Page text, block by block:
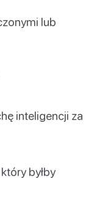
lub
inteligencji za
byłby